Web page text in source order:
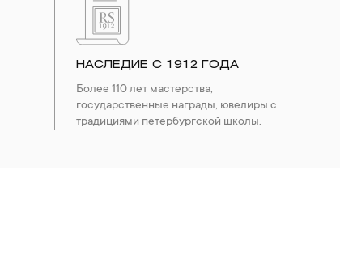
НАСЛЕДИЕ С 1912 ГОДА
Более 110 лет мастерства,
государственные награды, ювелиры с
традициями петербургской школы.